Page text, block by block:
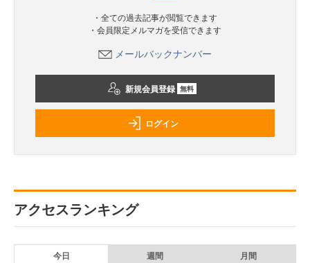
・全ての過去記事が閲覧できます
・会員限定メルマガを受信できます
メールバックナンバー
新規会員登録 無料
ログイン
アクセスランキング
今日 週間 月間